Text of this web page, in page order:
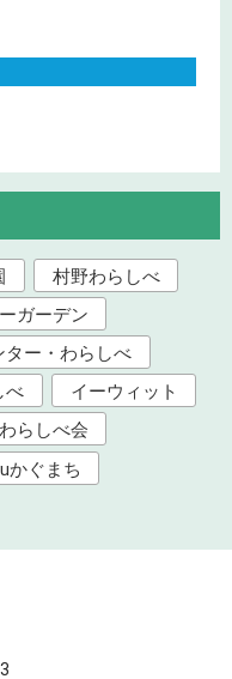
村野わらしべ
ガーデン
ター・わらしべ
べ
イーウィット
わらしべ会
かぐまち